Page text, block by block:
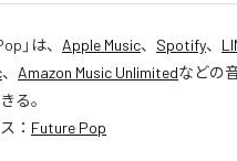
」は、 Apple Music、 Spotify、
、 Amazon Music Unlimitedなどの
る。
： Future Pop